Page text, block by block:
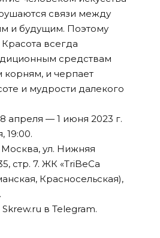
связи между
и будущим. Поэтому
всегда
средствам
и черпает
и мудрости далекого
апреля — 1 июня 2023 г.
19:00.
ул. Нижняя
стр. 7. ЖК «TriBeCa
Красносельская),
в Telegram.